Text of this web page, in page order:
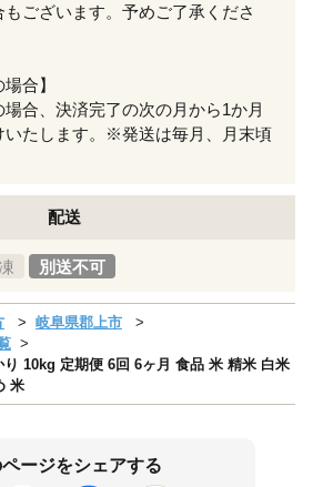
ございます。予めご了承くださ
合】
合、決済完了の次の月から1か月
いたします。※発送は毎月、月末頃
配送
別送不可
岐阜県郡上市
10kg 定期便 6回 6ヶ月 食品 米 精米 白米
米
ページをシェアする